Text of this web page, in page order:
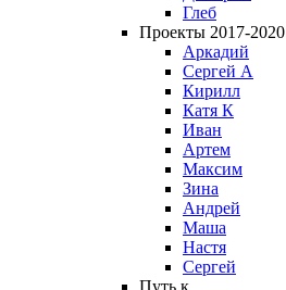
Глеб
Проекты 2017-2020
Аркадий
Сергей А
Кирилл
Катя К
Иван
Артем
Максим
Зина
Андрей
Маша
Настя
Сергей
Путь к